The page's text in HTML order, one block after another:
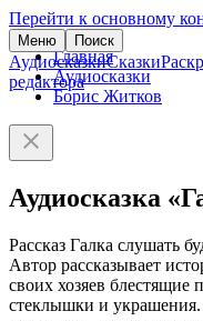
Перейти к основному
Меню Поиск
АудиосказкиСказки
редактора
Главная
Аудиосказки
Борис Житков
Аудиосказка
Рассказ Галка слушать
Автор рассказывает
своих хозяев
стеклышки и украшения.